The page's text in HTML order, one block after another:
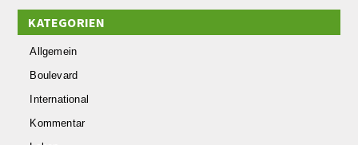
KATEGORIEN
Allgemein
Boulevard
International
Kommentar